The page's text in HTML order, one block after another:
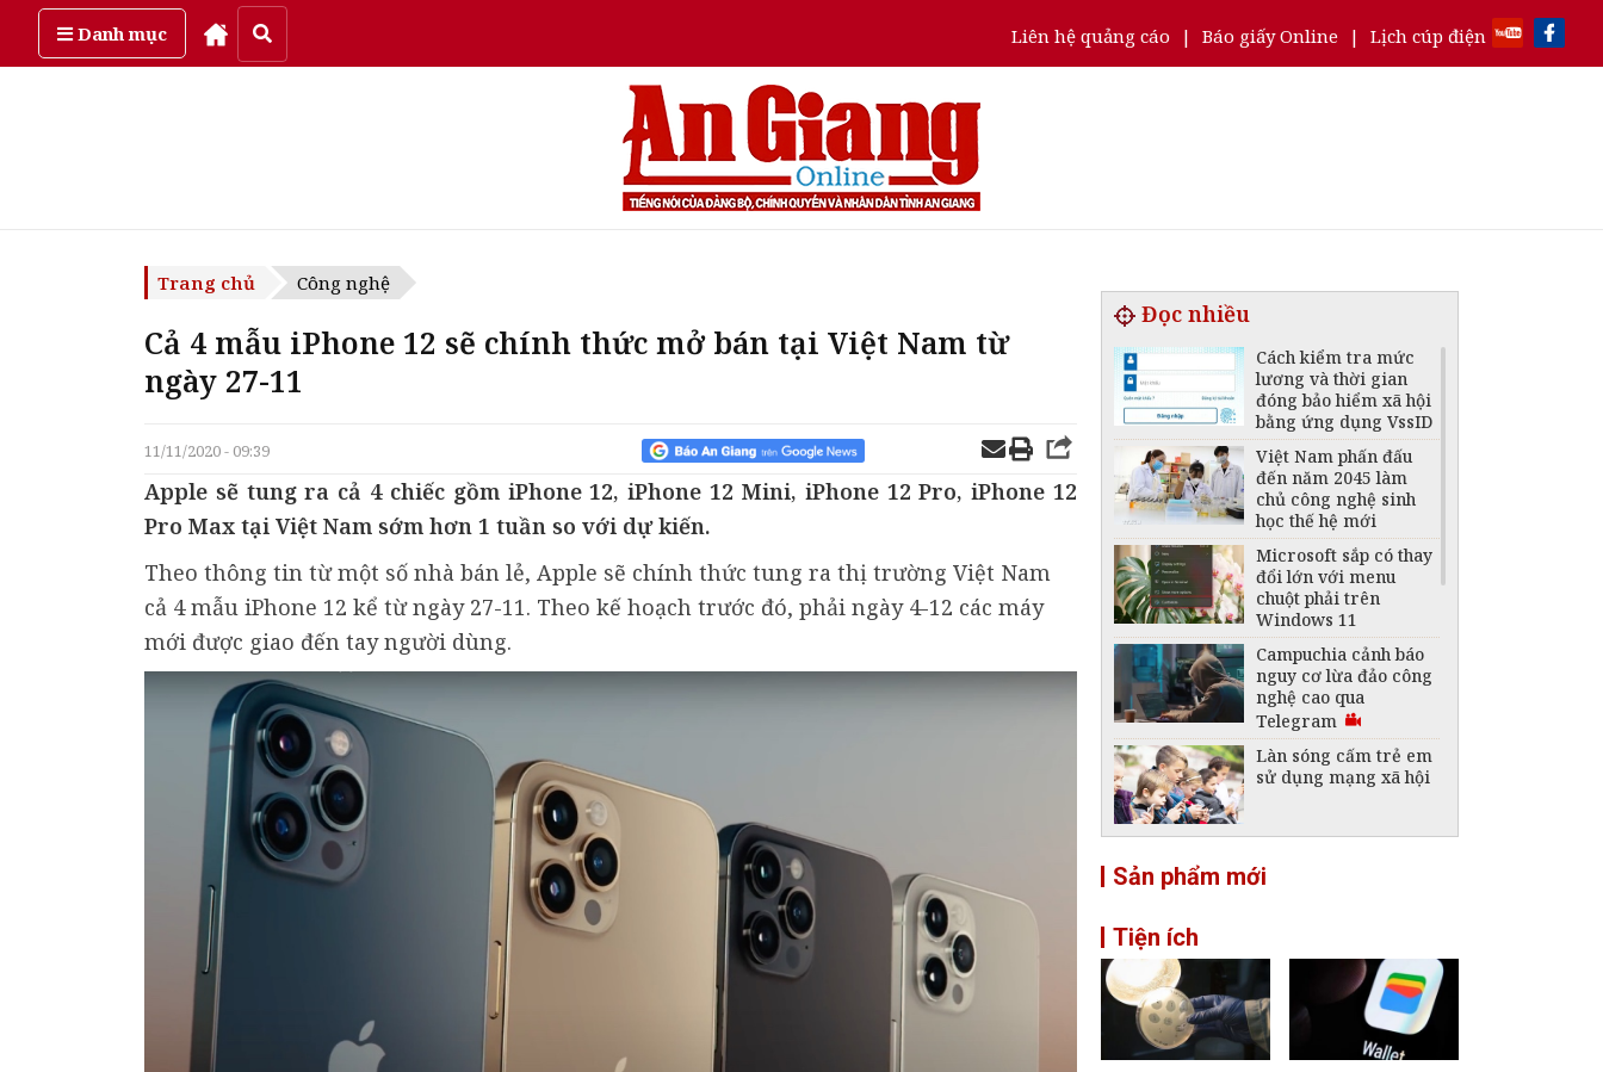
Danh mục Liên hệ quảng cáo | Báo giấy Online | Lịch cúp điện
Thứ sáu, ngày 7/08/2026
Trang chủ Công nghệ
Cả 4 mẫu iPhone 12 sẽ chính thức mở bán tại Việt Nam từ
ngày 27-11
11/11/2020 - 09:39
Apple sẽ tung ra cả 4 chiếc gồm iPhone 12, iPhone 12 Mini, iPhone 12 Pro, iPhone 12
Pro Max tại Việt Nam sớm hơn 1 tuần so với dự kiến.
Theo thông tin từ một số nhà bán lẻ, Apple sẽ chính thức tung ra thị trường Việt Nam
cả 4 mẫu iPhone 12 kể từ ngày 27-11. Theo kế hoạch trước đó, phải ngày 4-12 các máy
mới được giao đến tay người dùng.
Đọc nhiều
Cách kiểm tra mức
lương và thời gian
đóng bảo hiểm xã hội
bằng ứng dụng VssID
Việt Nam phấn đấu
đến năm 2045 làm
chủ công nghệ sinh
học thế hệ mới
Microsoft sắp có thay
đổi lớn với menu
chuột phải trên
Windows 11
Campuchia cảnh báo
nguy cơ lừa đảo công
nghệ cao qua
Telegram
Làn sóng cấm trẻ em
sử dụng mạng xã hội
biến mất khỏi App
Sản phẩm mới
Tiện ích